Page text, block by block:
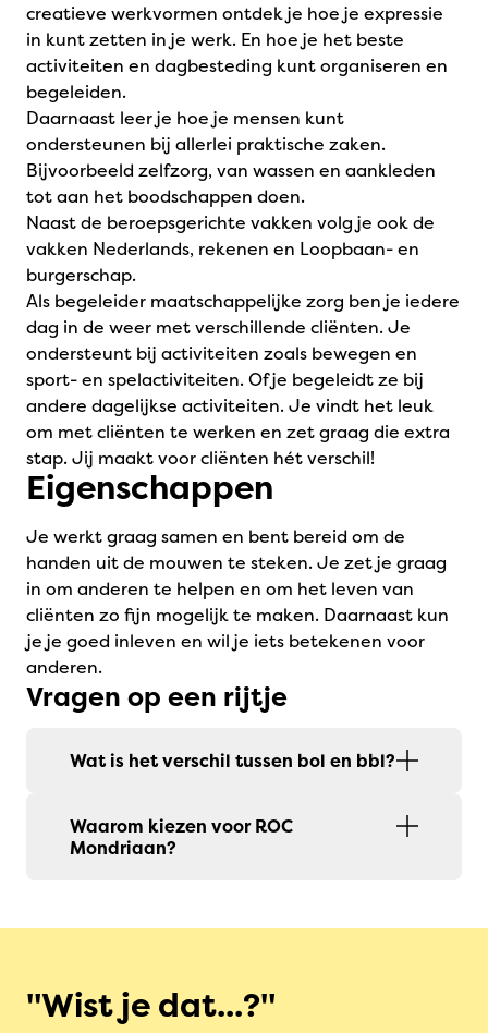
creatieve werkvormen ontdek je hoe je expressie
in kunt zetten in je werk. En hoe je het beste
activiteiten en dagbesteding kunt organiseren en
begeleiden.
Daarnaast leer je hoe je mensen kunt
ondersteunen bij allerlei praktische zaken.
Bijvoorbeeld zelfzorg, van wassen en aankleden
tot aan het boodschappen doen.
Naast de beroepsgerichte vakken volg je ook de
vakken Nederlands, rekenen en Loopbaan- en
burgerschap.
Als begeleider maatschappelijke zorg ben je iedere
dag in de weer met verschillende cliënten. Je
ondersteunt bij activiteiten zoals bewegen en
sport- en spelactiviteiten. Of je begeleidt ze bij
andere dagelijkse activiteiten. Je vindt het leuk
om met cliënten te werken en zet graag die extra
stap. Jij maakt voor cliënten hét verschil!
Eigenschappen
Je werkt graag samen en bent bereid om de
handen uit de mouwen te steken. Je zet je graag
in om anderen te helpen en om het leven van
cliënten zo fijn mogelijk te maken. Daarnaast kun
je je goed inleven en wil je iets betekenen voor
anderen.
Vragen op een rijtje
Wat is het verschil tussen bol en bbl?
Waarom kiezen voor ROC
Mondriaan?
Wist je dat...?